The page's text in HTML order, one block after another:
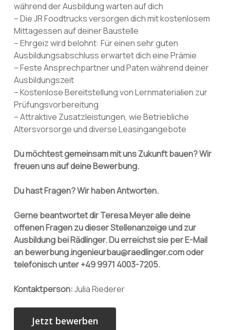
während der Ausbildung warten auf dich
– Die JR Foodtrucks versorgen dich mit kostenlosem
Mittagessen auf deiner Baustelle
– Ehrgeiz wird belohnt: Für einen sehr guten
Ausbildungsabschluss erwartet dich eine Prämie
– Feste Ansprechpartner und Paten während deiner
Ausbildungszeit
– Kostenlose Bereitstellung von Lernmaterialien zur
Prüfungsvorbereitung
– Attraktive Zusatzleistungen, wie Betriebliche
Altersvorsorge und diverse Leasingangebote
Du möchtest gemeinsam mit uns Zukunft bauen? Wir
freuen uns auf deine Bewerbung.
Du hast Fragen? Wir haben Antworten.
Gerne beantwortet dir Teresa Meyer alle deine
offenen Fragen zu dieser Stellenanzeige und zur
Ausbildung bei Rädlinger. Du erreichst sie per E-Mail
an bewerbung.ingenieurbau@raedlinger.com oder
telefonisch unter +49 9971 4003-7205.
Kontaktperson:Julia Riederer